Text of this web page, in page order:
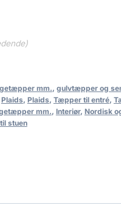
mm., gulvtæpper og
Plaids, Plaids, Tæpper til entré,
mm., Interiør, Nordisk
stuen